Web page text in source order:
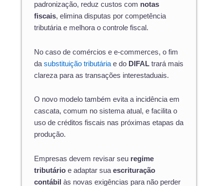
padronização, reduz custos com notas
fiscais, elimina disputas por competência
tributária e melhora o controle fiscal.
No caso de comércios e e-commerces, o fim
da substituição tributária e do DIFAL trará mais
clareza para as transações interestaduais.
O novo modelo também evita a incidência em
cascata, comum no sistema atual, e facilita o
uso de créditos fiscais nas próximas etapas da
produção.
Empresas devem revisar seu regime
tributário e adaptar sua escrituração
contábil às novas exigências para não perder